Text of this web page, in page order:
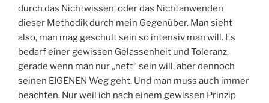
durch das Nichtwissen, oder das Nichtanwenden
dieser Methodik durch mein Gegenüber. Man sieht
also, man mag geschult sein so intensiv man will. Es
bedarf einer gewissen Gelassenheit und Toleranz,
gerade wenn man nur „nett“ sein will, aber dennoch
seinen EIGENEN Weg geht. Und man muss auch immer
beachten. Nur weil ich nach einem gewissen Prinzip